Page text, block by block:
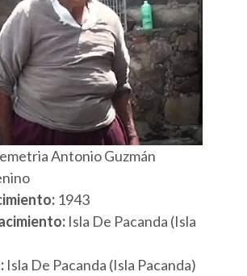
Antonio Guzmán
1943
Isla De Pacanda (Isla
Isla De Pacanda (Isla Pacanda)